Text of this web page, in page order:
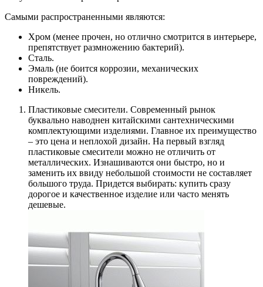
Самыми распространенными являются:
Хром (менее прочен, но отлично смотрится в интерьере,
препятствует размножению бактерий).
Сталь.
Эмаль (не боится коррозии, механических
повреждений).
Никель.
Пластиковые смесители. Современный рынок
буквально наводнен китайскими сантехническими
комплектующими изделиями. Главное их преимущество
– это цена и неплохой дизайн. На первый взгляд
пластиковые смесители можно не отличить от
металлических. Изнашиваются они быстро, но и
заменить их ввиду небольшой стоимости не составляет
большого труда. Придется выбирать: купить сразу
дорогое и качественное изделие или часто менять
дешевые.